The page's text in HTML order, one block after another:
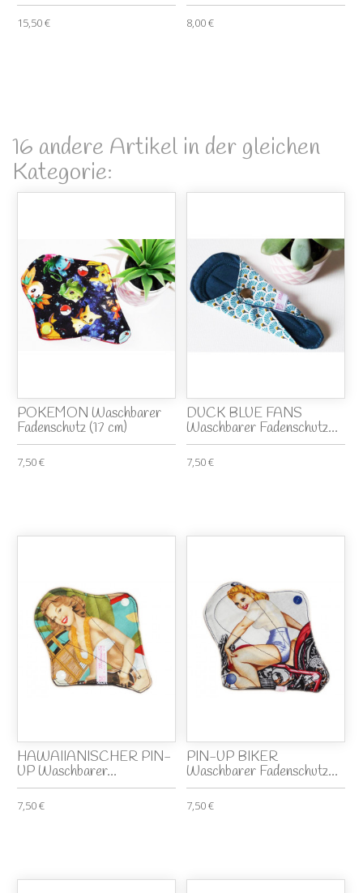
15,50 € 8,00 €
16 andere Artikel in der gleichen
Kategorie:
POKEMON Waschbarer
Fadenschutz (17 cm)
7,50 €
DUCK BLUE FANS
Waschbarer Fadenschutz...
7,50 €
HAWAIIANISCHER PIN-
UP Waschbarer...
7,50 €
PIN-UP BIKER
Waschbarer Fadenschutz...
7,50 €